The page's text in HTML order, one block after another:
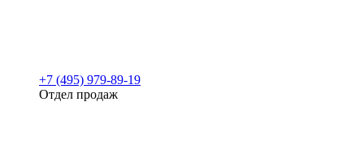
+7 (495) 979-89-19
Отдел продаж